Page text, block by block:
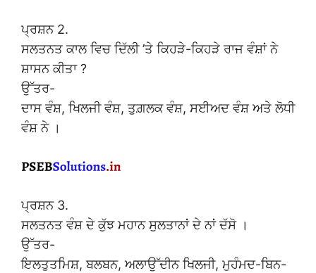
ਪ੍ਰਸ਼ਨ 2.
ਸਲਤਨਤ ਕਾਲ ਵਿਚ ਦਿੱਲੀ ’ਤੇ ਕਿਹੜੇ-ਕਿਹੜੇ ਰਾਜ ਵੰਸ਼ਾਂ ਨੇ
ਸ਼ਾਸਨ ਕੀਤਾ ?
ਉੱਤਰ-
ਦਾਸ ਵੰਸ਼, ਖਿਲਜੀ ਵੰਸ਼, ਤੁਗ਼ਲਕ ਵੰਸ਼, ਸਈਅਦ ਵੰਸ਼ ਅਤੇ ਲੋਧੀ
ਵੰਸ਼ ਨੇ ।
ਪ੍ਰਸ਼ਨ 3.
ਸਲਤਨਤ ਵੰਸ਼ ਦੇ ਕੁੱਝ ਮਹਾਨ ਸੁਲਤਾਨਾਂ ਦੇ ਨਾਂ ਦੱਸੋ ।
ਉੱਤਰ-
ਇਲਤੁਤਮਿਸ਼, ਬਲਬਨ, ਅਲਾਉੱਦੀਨ ਖਿਲਜੀ, ਮੁਹੰਮਦ-ਬਿਨ-